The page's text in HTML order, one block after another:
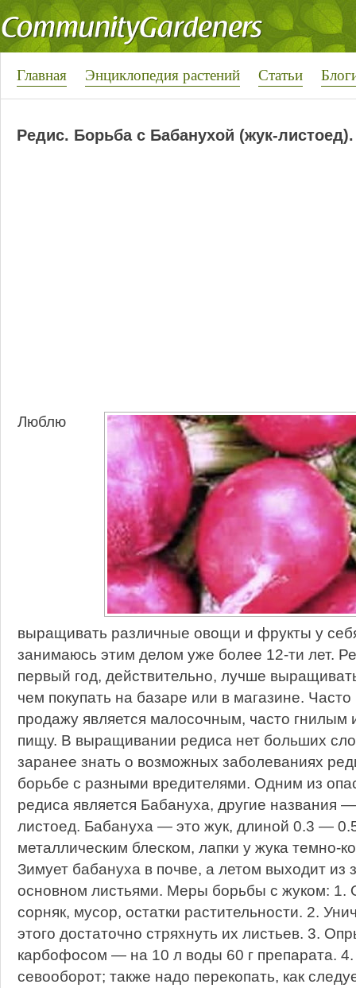
Главная Энциклопедия растений Статьи
Редис. Борьба с Бабанухой (жук-листоед).
Люблю
выращивать различные овощи и фрукты у
занимаюсь этим делом уже более 12-ти лет.
первый год, действительно, лучше
чем покупать на базаре или в магазине.
продажу является малосочным, часто гнилым
пищу. В выращивании редиса нет больших
заранее знать о возможных заболеваниях
борьбе с разными вредителями. Одним из
редиса является Бабануха, другие названия
листоед. Бабануха — это жук, длиной 0.3 —
металлическим блеском, лапки у жука темно-
Зимует бабануха в почве, а летом выходит из
основном листьями. Меры борьбы с жуком: 1.
сорняк, мусор, остатки растительности. 2.
этого достаточно стряхнуть их листьев. 3.
карбофосом — на 10 л воды 60 г препарата.
севооборот; также надо перекопать, как